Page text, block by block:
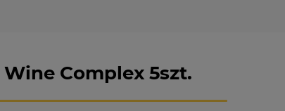
Complex 5szt.